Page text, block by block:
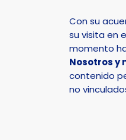
Con su
su visita en
momento
Nosotros y
contenido
no
Actualidad